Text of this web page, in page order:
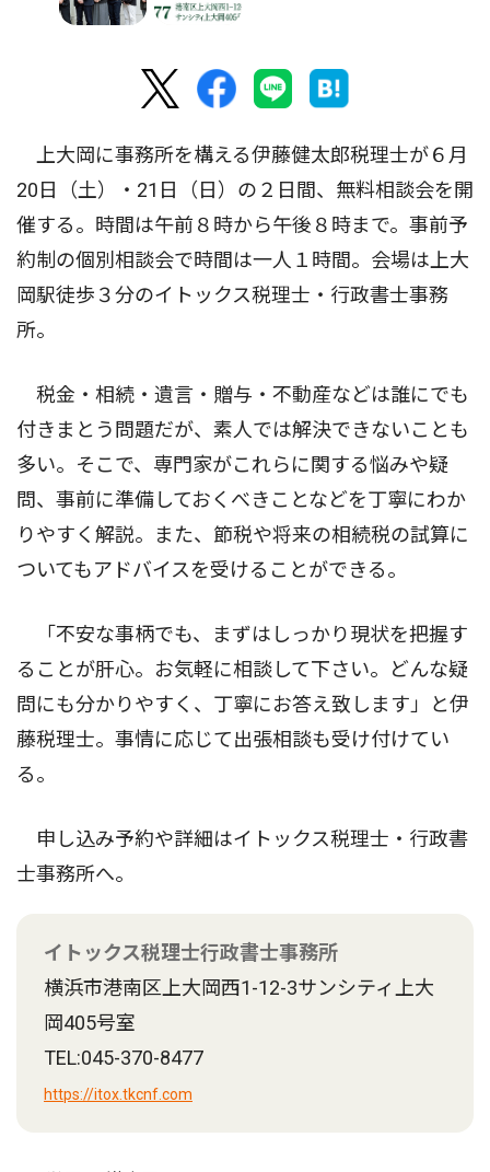
上大岡に事務所を構える伊藤健太郎税理士が６月
20日（土）・21日（日）の２日間、無料相談会を開
催する。時間は午前８時から午後８時まで。事前予
約制の個別相談会で時間は一人１時間。会場は上大
岡駅徒歩３分のイトックス税理士・行政書士事務
所。
税金・相続・遺言・贈与・不動産などは誰にでも
付きまとう問題だが、素人では解決できないことも
多い。そこで、専門家がこれらに関する悩みや疑
問、事前に準備しておくべきことなどを丁寧にわか
りやすく解説。また、節税や将来の相続税の試算に
ついてもアドバイスを受けることができる。
「不安な事柄でも、まずはしっかり現状を把握す
ることが肝心。お気軽に相談して下さい。どんな疑
問にも分かりやすく、丁寧にお答え致します」と伊
藤税理士。事情に応じて出張相談も受け付けてい
る。
申し込み予約や詳細はイトックス税理士・行政書
士事務所へ。
イトックス税理士行政書士事務所
横浜市港南区上大岡西1-12-3サンシティ上大
岡405号室
TEL:045-370-8477
https://itox.tkcnf.com